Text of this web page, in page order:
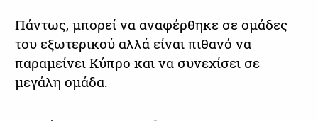
Πάντως, μπορεί να αναφέρθηκε σε ομάδες
του εξωτερικού αλλά είναι πιθανό να
παραμείνει Κύπρο και να συνεχίσει σε
μεγάλη ομάδα.